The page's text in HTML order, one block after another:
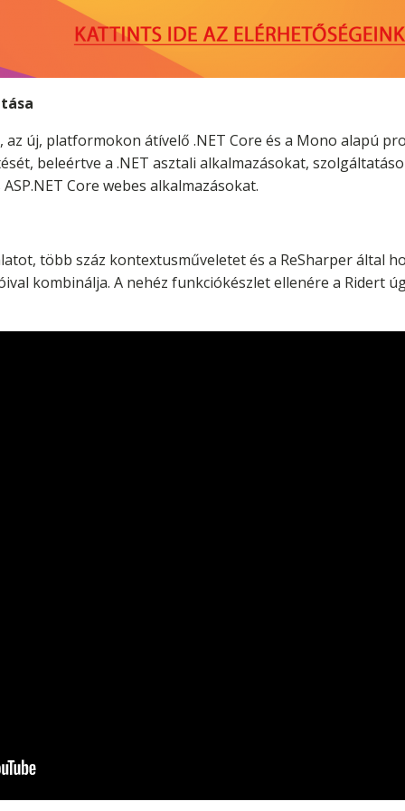
az új, platformokon átívelő .NET Core és a Mono alapú
beleértve a .NET asztali alkalmazásokat,
Core webes alkalmazásokat.
több száz kontextusműveletet és a ReSharper által
kombinálja. A nehéz funkciókészlet ellenére a Ridert